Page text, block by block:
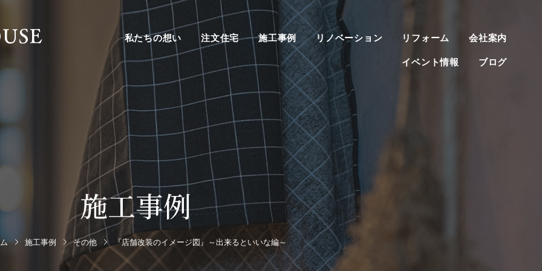
私たちの想い 注文住宅 施工事例 リノベーション リフォーム 会社案内
イベント情報 ブログ
施工事例
施工事例 その他 『店舗改装のイメージ図』～出来るといいな編～